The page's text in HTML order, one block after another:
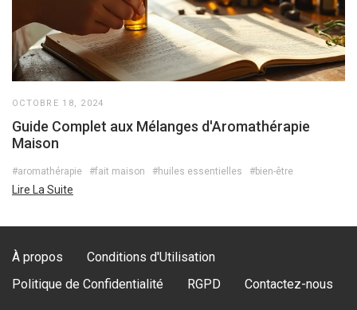
OCTOBRE 18, 2024
Guide Complet aux Mélanges d'Aromathérapie
Maison
#aromathérapie #fait maison #huiles essentielles #bien-être
Lire La Suite
À propos
Conditions d'Utilisation
Politique de Confidentialité
RGPD Contactez-nous